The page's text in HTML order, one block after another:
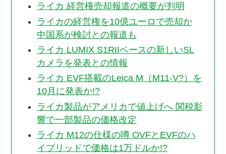
ライカ 経営権売却報道の概要が判明
ライカの経営権を10億ユーロで売却か
中国系が検討との報道も
ライカ LUMIX S1RIIベースの新しいSL
カメラを発表との情報
ライカ EVF搭載のLeica M（M11-V?）を
10月に発表か!?
ライカ製品がアメリカで値上げへ 関税影
響で一部製品の価格改定
ライカ M12の仕様の噂 OVFとEVFのハ
イブリッドで価格は1万ドルか!?